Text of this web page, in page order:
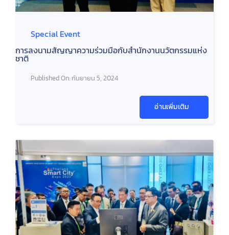
Special Event
การลงนามสัญญาความร่วมมือกับสำนักงานนวัตกรรมแห่ง
ชาติ
Published On: กันยายน 5, 2024
อ่านเพิ่มเติม